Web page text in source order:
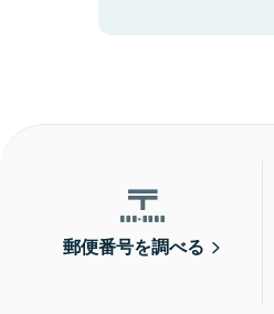
郵便番号を調べる